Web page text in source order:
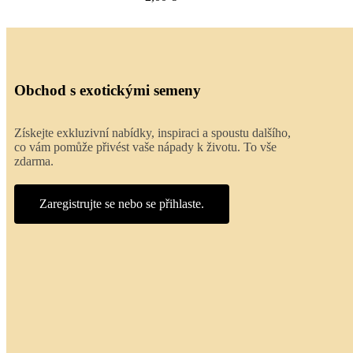
Obchod s exotickými semeny
Získejte exkluzivní nabídky, inspiraci a spoustu dalšího,
co vám pomůže přivést vaše nápady k životu. To vše
zdarma.
Zaregistrujte se nebo se přihlaste.